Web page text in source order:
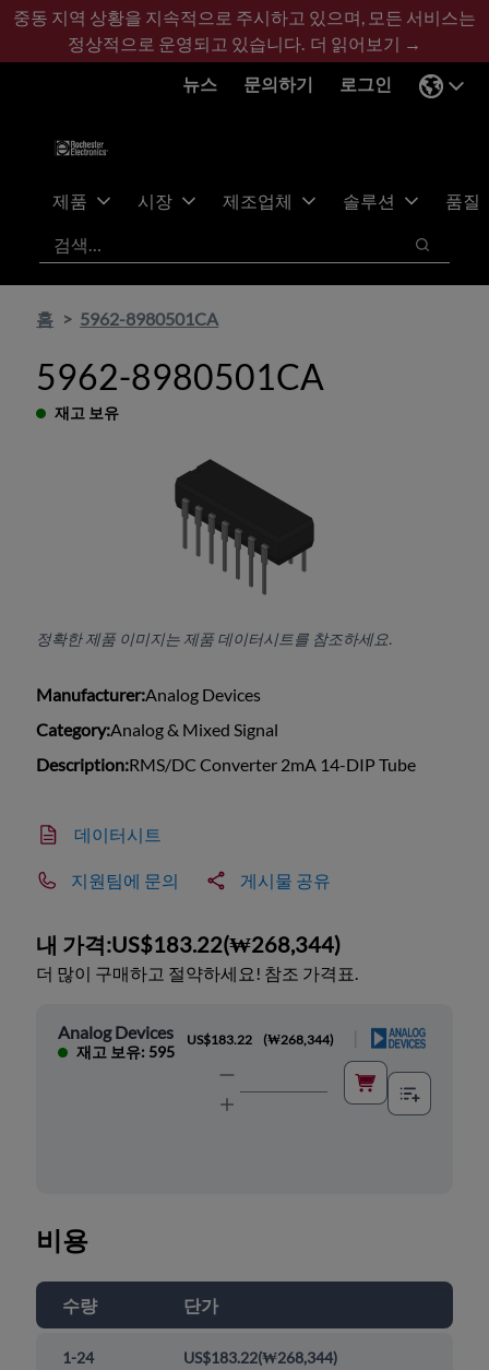
기
콘
바
글
중동 지역 상황을 지속적으로 주시하고 있으며, 모든 서비스는
정상적으로 운영되고 있습니다. 더 읽어보기 →
뉴스
문의하기 로그인
제품 시장 제조업체 솔루션
품질
검색
검색
홈 5962-8980501CA
5962-8980501CA
재고 보유
정확한 제품 이미지는 제품 데이터시트를 참조하세요.
Manufacturer:Analog Devices
Category:Analog & Mixed Signal
Description:RMS/DC Converter 2mA 14-DIP Tube
데이터시트
지원팀에 문의 게시물 공유
내 가격:US$183.22(₩268,344)
더 많이 구매하고 절약하세요! 참조 가격표.
Analog Devices
재고 보유: 595
US$183.22 (₩268,344)
비용
수량 단가
1-24 US$183.22(₩268,344)